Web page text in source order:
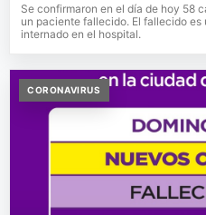
Se confirmaron en el día de hoy 58
un paciente fallecido. El fallecido es
internado en el hospital.
CORONAVIRUS